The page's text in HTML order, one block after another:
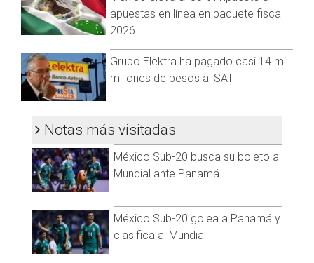
impuesto estatal.
“El escenario es una posible inflación o un desempleo, por lo
que las empresas deben estar preparadas para mitigar estos
impactos”, advirtió.
Visita y accede a todo nuestro contenido |
Facebook:@cadenanoticiasmx| Instagram:
https://t.me/GrupoCadenaResumen |
apuestas en línea en paquete fiscal
2026
Grupo Elektra ha pagado casi 14 mil
millones de pesos al SAT
Notas más visitadas
México Sub-20 busca su boleto al
Mundial ante Panamá
México Sub-20 golea a Panamá y
clasifica al Mundial